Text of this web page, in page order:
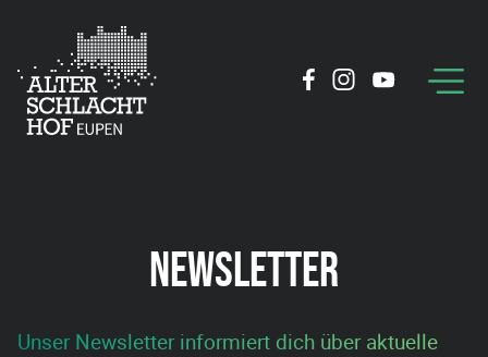
NEWSLETTER
Unser Newsletter informiert dich über aktuelle